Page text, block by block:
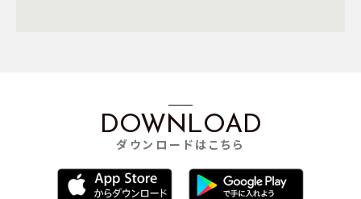
DOWNLOAD
ダウンロードはこちら